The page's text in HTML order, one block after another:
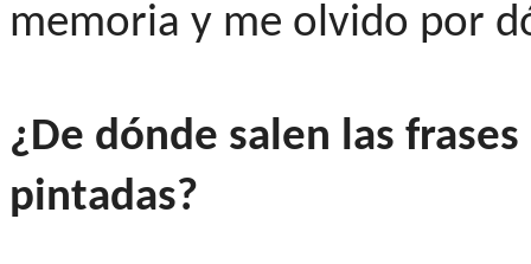
memoria y me olvido por
¿De dónde salen las
pintadas?